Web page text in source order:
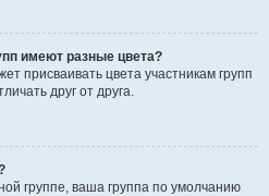
имеют разные цвета?
присваивать цвета участникам групп
друг от друга.
группе, ваша группа по умолчанию